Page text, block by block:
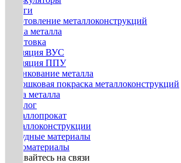
Услуги
Изготовление металлоконструкций
Гибка металла
Грунтовка
Изоляция ВУС
Изоляция ППУ
Оцинкование металла
Порошковая покраска металлоконструкций
Резка металла
Каталог
Металлопрокат
Металлоконструкции
Нерудные материалы
Пиломатериалы
Оставайтесь на связи